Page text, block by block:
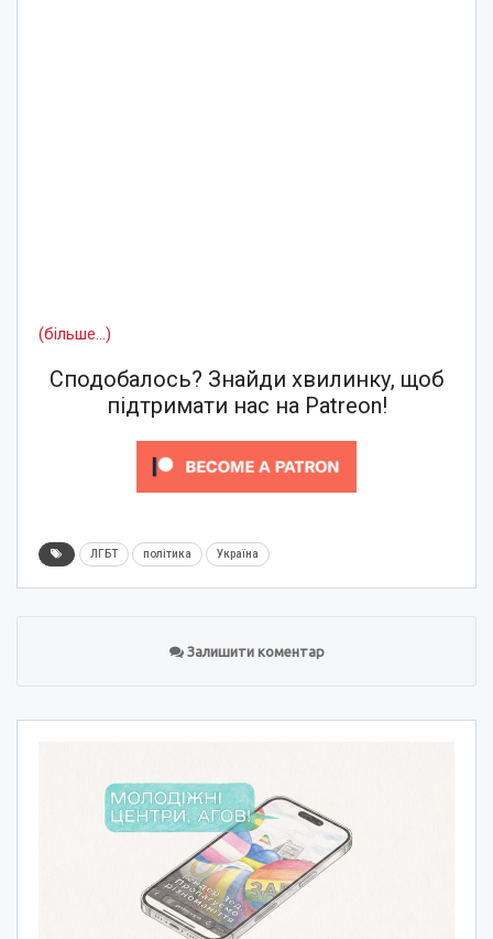
(більше…)
Сподобалось? Знайди хвилинку, щоб
підтримати нас на Patreon!
ЛГБТ політика Україна
Залишити коментар